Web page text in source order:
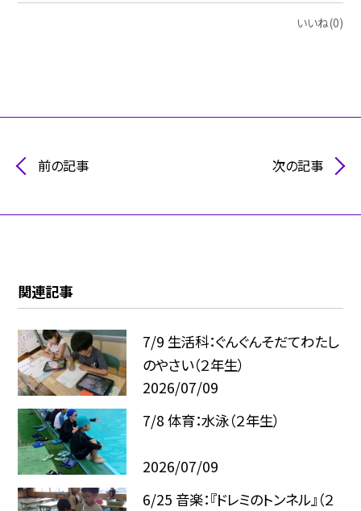
いいね(0)
前の記事 次の記事
関連記事
7/9 生活科：ぐんぐんそだてわたし
のやさい（２年生）
2026/07/09
7/8 体育：水泳（２年生）
2026/07/09
6/25 音楽：『ドレミのトンネル』（２